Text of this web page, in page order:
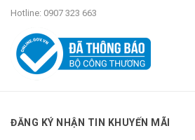
Hotline: 0907 323 663
ĐĂNG KÝ NHẬN TIN KHUYẾN MÃI